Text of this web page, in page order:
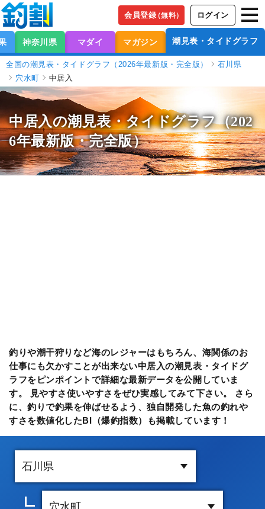
会員登録（無料） ログイン
神奈川県 マダイ マガジン 潮見表・タイドグラフ
全国の潮見表・タイドグラフ（2026年最新版・完全版）
石川県
穴水町
中居入
中居入の潮見表・タイドグラフ（202
6年最新版・完全版）
釣りや潮干狩りなど海のレジャーはもちろん、海関係のお
仕事にも欠かすことが出来ない中居入の潮見表・タイドグ
ラフをピンポイントで詳細な最新データを公開していま
す。 見やすさ使いやすさをぜひ実感してみて下さい。 さら
に、釣りで釣果を伸ばせるよう、独自開発した魚の釣れや
すさを数値化したBI（爆釣指数）も掲載しています！